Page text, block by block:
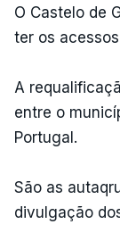
O Castelo de
ter os
A
entre o
Portugal.
São as
divulgação